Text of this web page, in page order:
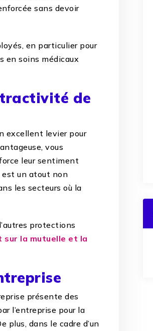
sans devoir
en particulier pour
en soins médicaux
de
excellent levier pour
vous
leur sentiment
est un atout non
les secteurs où la
protections
sur la mutuelle et la
présente des
l’entreprise pour la
plus, dans le cadre d’un